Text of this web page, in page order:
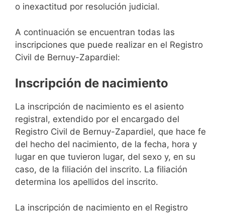
o inexactitud por resolución judicial.
A continuación se encuentran todas las
inscripciones que puede realizar en el Registro
Civil de Bernuy-Zapardiel:
Inscripción de nacimiento
La inscripción de nacimiento es el asiento
registral, extendido por el encargado del
Registro Civil de Bernuy-Zapardiel, que hace fe
del hecho del nacimiento, de la fecha, hora y
lugar en que tuvieron lugar, del sexo y, en su
caso, de la filiación del inscrito. La filiación
determina los apellidos del inscrito.
La inscripción de nacimiento en el Registro